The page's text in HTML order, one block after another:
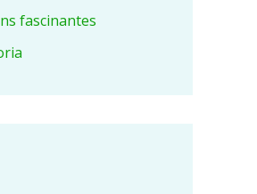
fascinantes